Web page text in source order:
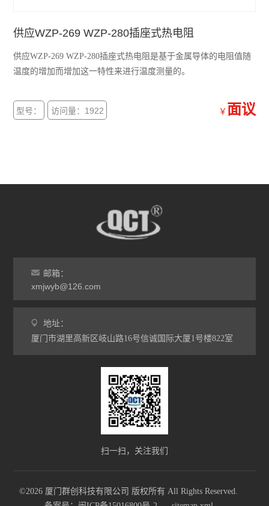
供应WZP-269 WZP-280插座式热电阻
供应WZP-269 WZP-280插座式热电阻是基于金属导体的电阻值随
温度的增加而增加这一特性来进行温度测量的。
型号： 访问量：1922 ￥ 面议
邮箱：
xmjwyb@126.com
地址：
厦门市湖里高新区岐山路16号信诚国际大厦1号楼822室
扫一扫，关注我们
©2026 厦门群创科技有限公司 版权所有 All Rights Reserved.